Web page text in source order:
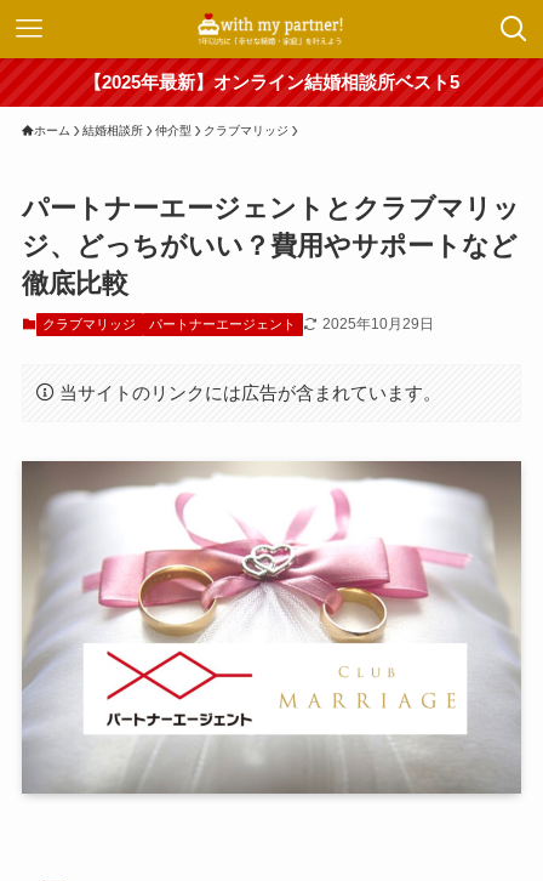
【2025年最新】オンライン結婚相談所ベスト5
ホーム 結婚相談所 仲介型 クラブマリッジ
パートナーエージェントとクラブマリッ
ジ、どっちがいい？費用やサポートなど
徹底比較
クラブマリッジ パートナーエージェント 2025年10月29日
当サイトのリンクには広告が含まれています。